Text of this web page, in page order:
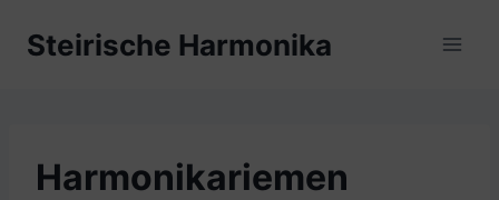
InhaltSteirische Harmonika
Harmonikariemen